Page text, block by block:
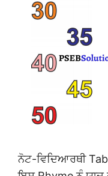
ਨੋਟ-ਵਿਦਿਆਰਥੀ